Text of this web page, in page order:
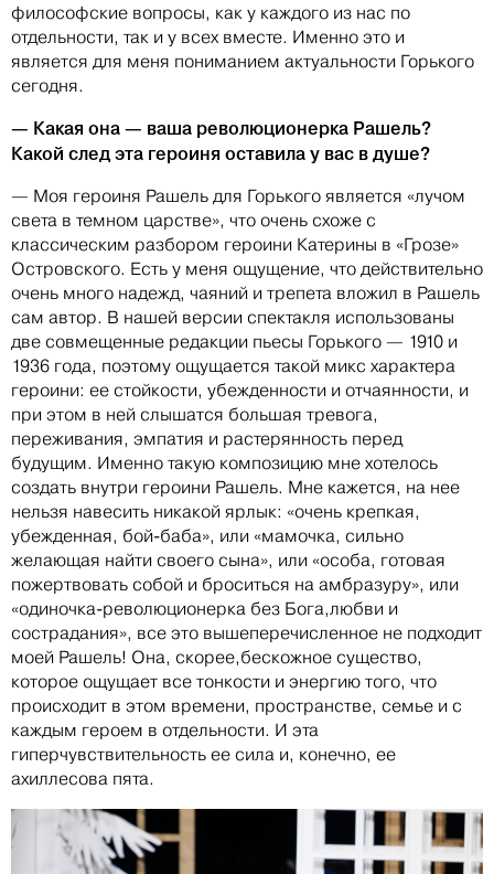
философские вопросы, как у каждого из нас по
отдельности, так и у всех вместе. Именно это и
является для меня пониманием актуальности Горького
сегодня.
— Какая она — ваша революционерка Рашель?
Какой след эта героиня оставила у вас в душе?
— Моя героиня Рашель для Горького является «лучом
света в темном царстве», что очень схоже с
классическим разбором героини Катерины в «Грозе»
Островского. Есть у меня ощущение, что действительно
очень много надежд, чаяний и трепета вложил в Рашель
сам автор. В нашей версии спектакля использованы
две совмещенные редакции пьесы Горького — 1910 и
1936 года, поэтому ощущается такой микс характера
героини: ее стойкости, убежденности и отчаянности, и
при этом в ней слышатся большая тревога,
переживания, эмпатия и растерянность перед
будущим. Именно такую композицию мне хотелось
создать внутри героини Рашель. Мне кажется, на нее
нельзя навесить никакой ярлык: «очень крепкая,
убежденная, бой-баба», или «мамочка, сильно
желающая найти своего сына», или «особа, готовая
пожертвовать собой и броситься на амбразуру», или
«одиночка-революционерка без Бога,любви и
сострадания», все это вышеперечисленное не подходит
моей Рашель! Она, скорее,бескожное существо,
которое ощущает все тонкости и энергию того, что
происходит в этом времени, пространстве, семье и с
каждым героем в отдельности. И эта
гиперчувствительность ее сила и, конечно, ее
ахиллесова пята.